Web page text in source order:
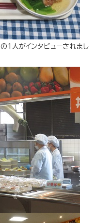
1人がインタビューされまし